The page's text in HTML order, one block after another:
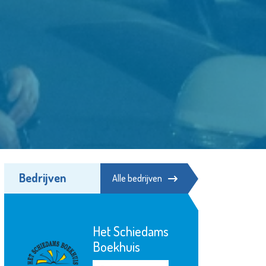
Bedrijven Alle bedrijven
Stichting Primo
Schiedam